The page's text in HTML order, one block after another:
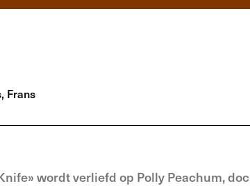
Frans
wordt verliefd op Polly Peachum,